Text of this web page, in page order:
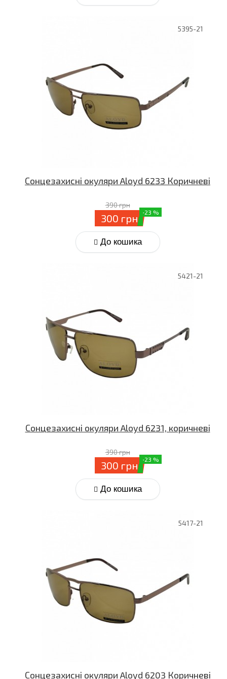
5395-21
Сонцезахисні окуляри Aloyd 6233 Коричневі
390 грн
300 грн -23 %
До кошика
5421-21
Сонцезахисні окуляри Aloyd 6231, коричневі
390 грн
300 грн -23 %
До кошика
5417-21
Сонцезахисні окуляри Aloyd 6203 Коричневі